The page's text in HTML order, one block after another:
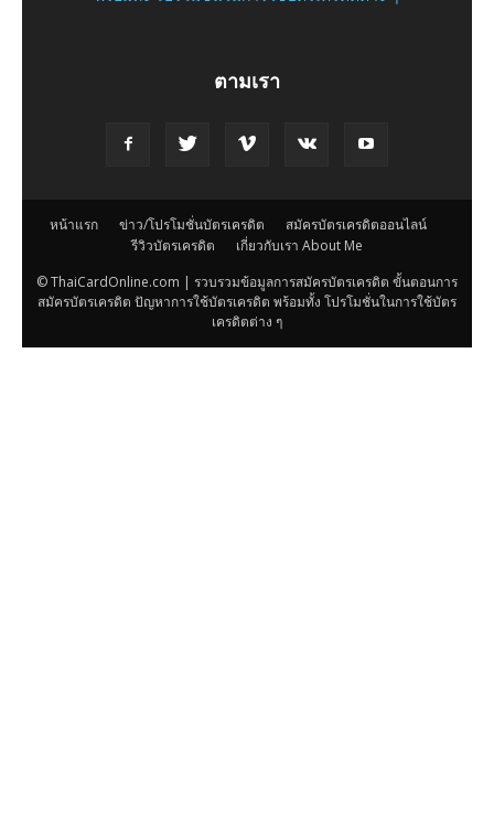
ตามเรา
หน้าแรก ข่าว/โปรโมชั่นบัตรเครดิต
สมัครบัตรเครดิตออนไลน์
รีวิวบัตรเครดิต
เกี่ยวกับเรา About Me
© ThaiCardOnline.com | รวบรวมข้อมูลการสมัครบัตรเครดิต ขั้นตอนการ
สมัครบัตรเครดิต ปัญหาการใช้บัตรเครดิต พร้อมทั้ง โปรโมชั่นในการใช้บัตร
เครดิตต่าง ๆ